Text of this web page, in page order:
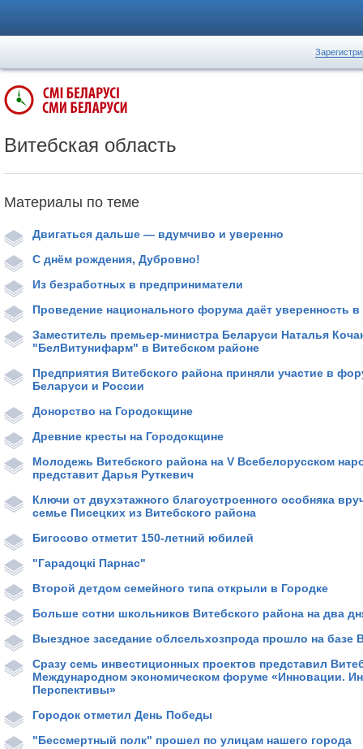
Витебская область
Материалы по теме
Двигаться дальше — вдумчиво и уверенно
С днём рождения, Дубровно!
Из безработных в предприниматели
Проведение национального форума даёт уверенность
Заместитель премьер-министра Беларуси Наталья
"БелВитунифарм" в Витебском районе
Предприятия Витебского района приняли участие в
Беларуси и России
Донорство на Городокщине
Древние кресты на Городокщине
Молодежь Витебского района на V Всебелорусском
представит Дарья Руткевич
Ключи от двухэтажного благоустроенного особняка
семье Писецких из Витебского района
Бигосово отметит 150-летний юбилей
"Гарадоцкі Парнас"
Второй детдом семейного типа открыли в Городке
Больше сотни школьников Витебского района на два
Выездное заседание облсельхозпрода прошло на базе
Сразу семь инвестиционных проектов представил
Международном экономическом форуме «Инновации.
Перспективы»
Городок отметил День Победы
"Бессмертный полк" прошел по улицам нашего города